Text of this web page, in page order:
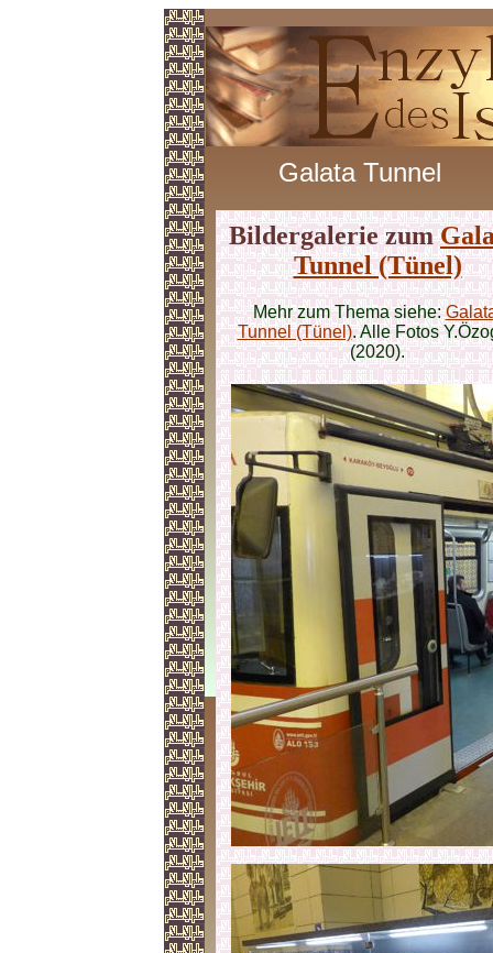
Galata Tunnel
Bildergalerie zum
Tunnel (Tünel)
Mehr zum Thema siehe:
Tunnel (Tünel). Alle Fotos
(2020).